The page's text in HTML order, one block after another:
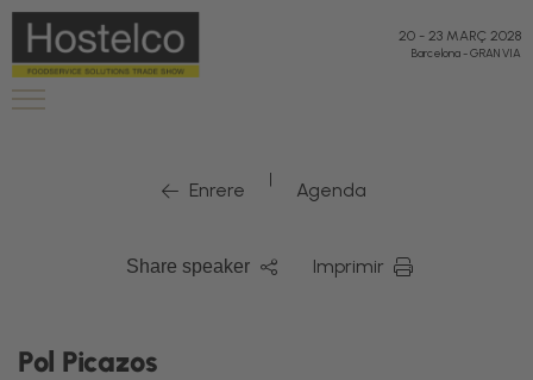
20 - 23 MARÇ 2028
Barcelona-GRAN VIA
Enrere | Agenda
Share speaker Imprimir
Pol Picazos